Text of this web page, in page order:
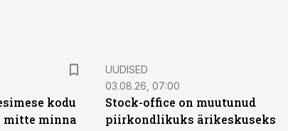
kodu
mitte minna
UUDISED
03.08.26, 07:00
Stock-office on muutunud
piirkondlikuks ärikeskuseks